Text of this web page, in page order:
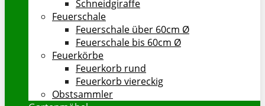
Schneidgiraffe
Feuerschale
Feuerschale über 60cm Ø
Feuerschale bis 60cm Ø
Feuerkörbe
Feuerkorb rund
Feuerkorb viereckig
Obstsammler